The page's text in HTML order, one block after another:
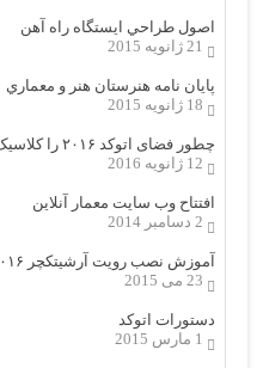
اصول طراحي ایستگاه راه آهن
21 ژانویه 2015
پایان نامه هنرستان هنر و معماري
18 ژانویه 2015
چطور فضای اتوکد ۲۰۱۶ را کلاسیک کنیم؟
12 ژانویه 2016
افتتاح وب سایت معمار آنلاین
2 دسامبر 2014
آموزش نصب رویت آرشیتکچر ۲۰۱۶
23 می 2015
دستورات اتوکد
1 مارس 2015